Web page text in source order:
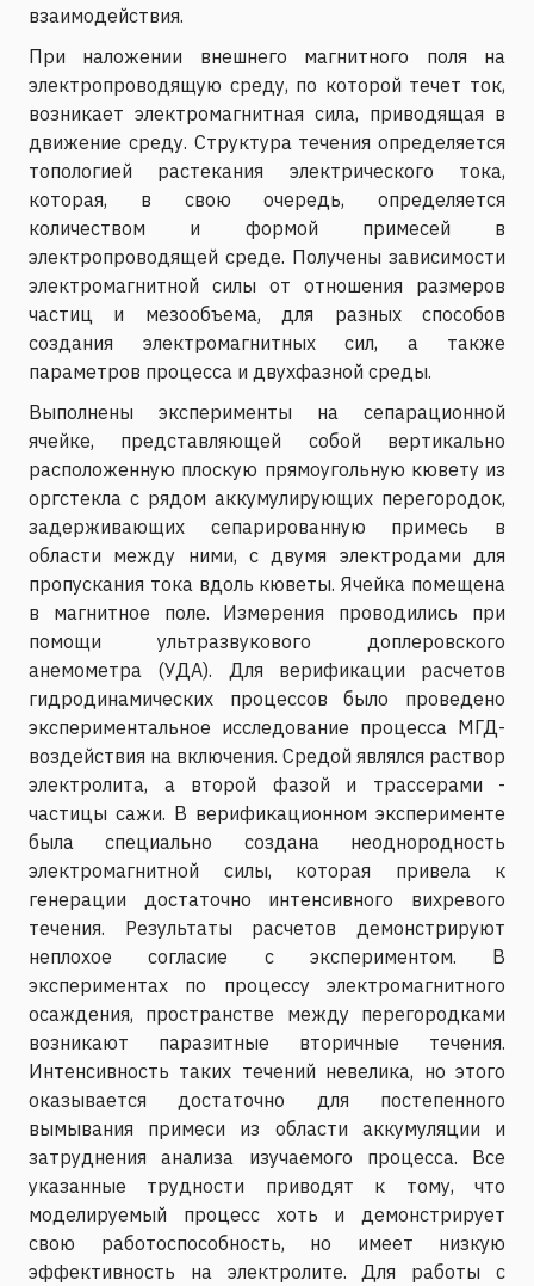
взаимодействия.
При наложении внешнего магнитного поля на
электропроводящую среду, по которой течет ток,
возникает электромагнитная сила, приводящая в
движение среду. Структура течения определяется
топологией растекания электрического тока,
которая, в свою очередь, определяется
количеством и формой примесей в
электропроводящей среде. Получены зависимости
электромагнитной силы от отношения размеров
частиц и мезообъема, для разных способов
создания электромагнитных сил, а также
параметров процесса и двухфазной среды.
Выполнены эксперименты на сепарационной
ячейке, представляющей собой вертикально
расположенную плоскую прямоугольную кювету из
оргстекла с рядом аккумулирующих перегородок,
задерживающих сепарированную примесь в
области между ними, с двумя электродами для
пропускания тока вдоль кюветы. Ячейка помещена
в магнитное поле. Измерения проводились при
помощи ультразвукового доплеровского
анемометра (УДА). Для верификации расчетов
гидродинамических процессов было проведено
экспериментальное исследование процесса МГД-
воздействия на включения. Средой являлся раствор
электролита, а второй фазой и трассерами -
частицы сажи. В верификационном эксперименте
была специально создана неоднородность
электромагнитной силы, которая привела к
генерации достаточно интенсивного вихревого
течения. Результаты расчетов демонстрируют
неплохое согласие с экспериментом. В
экспериментах по процессу электромагнитного
осаждения, пространстве между перегородками
возникают паразитные вторичные течения.
Интенсивность таких течений невелика, но этого
оказывается достаточно для постепенного
вымывания примеси из области аккумуляции и
затруднения анализа изучаемого процесса. Все
указанные трудности приводят к тому, что
моделируемый процесс хоть и демонстрирует
свою работоспособность, но имеет низкую
эффективность на электролите. Для работы с